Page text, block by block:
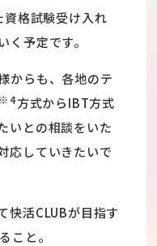
資格試験受け入れ
く予定です。
からも、各地のテ
※4方式からIBT方式
いとの相談をいた
応していきたいで
快活CLUBが目指す
こと。